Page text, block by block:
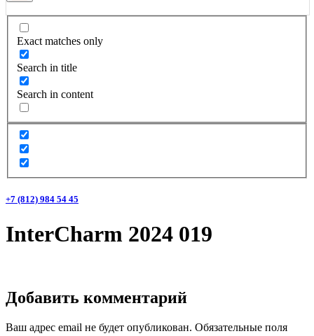
Exact matches only
Search in title
Search in content
+7 (812) 984 54 45
InterCharm 2024 019
Добавить комментарий
Ваш адрес email не будет опубликован. Обязательные поля